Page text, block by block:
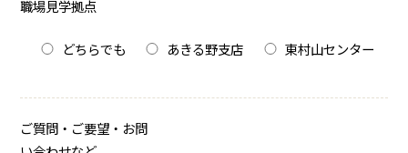
職場見学拠点
どちらでも あきる野支店 東村山センター
ご質問・ご要望・お問